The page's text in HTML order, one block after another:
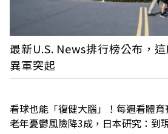
最新U.S. News排行榜公布，
異軍突起
看球也能「復健大腦」！每週看體育
老年憂鬱風險降3成，日本研究：到